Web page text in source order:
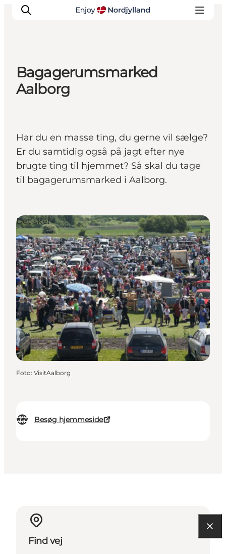
Oplevelser og aktiviteter
Planlæg din tur
Det sker
For børn
Bagagerumsmarked
Aalborg
Har du en masse ting, du gerne vil sælge?
Er du samtidig også på jagt efter nye
brugte ting til hjemmet? Så skal du tage
til bagagerumsmarked i Aalborg.
Besøg hjemmeside
Det sker
Foto: VisitAalborg
Find vej